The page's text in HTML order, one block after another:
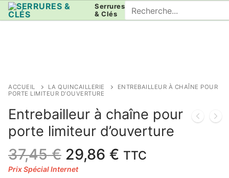
Aller
au
Serrures
& Clés
Rechercher
:
ACCUEIL LA QUINCAILLERIE
ENTREBAILLEUR À CHAÎNE POUR
PORTE LIMITEUR D’OUVERTURE
Entrebailleur à chaîne pour
porte limiteur d’ouverture
37,45€ Le
prix
29,86 € Le
TTC